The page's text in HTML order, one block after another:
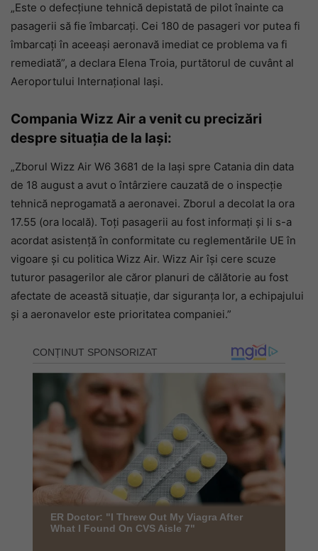
„Este o defecţiune tehnică depistată de pilot înainte ca
pasagerii să fie îmbarcaţi. Cei 180 de pasageri vor putea fi
îmbarcaţi în aceeaşi aeronavă imediat ce problema va fi
remediată”, a declara Elena Troia, purtătorul de cuvânt al
Aeroportului Internaţional Iaşi.
Compania Wizz Air a venit cu precizări
despre situația de la Iași:
„Zborul Wizz Air W6 3681 de la Iaşi spre Catania din data
de 18 august a avut o întârziere cauzată de o inspecţie
tehnică neprogamată a aeronavei. Zborul a decolat la ora
17.55 (ora locală). Toți pasagerii au fost informați și li s-a
acordat asistenţă în conformitate cu reglementările UE în
vigoare și cu politica Wizz Air. Wizz Air își cere scuze
tuturor pasagerilor ale căror planuri de călătorie au fost
afectate de această situaţie, dar siguranța lor, a echipajului
și a aeronavelor este prioritatea companiei.”